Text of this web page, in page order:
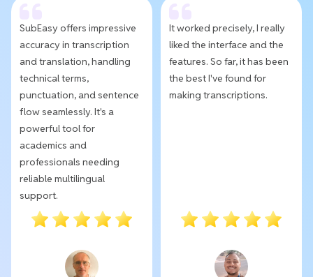
SubEasy offers impressive
accuracy in transcription
and translation, handling
technical terms,
punctuation, and sentence
flow seamlessly. It's a
powerful tool for
academics and
professionals needing
reliable multilingual
support.
It worked precisely, I really
liked the interface and the
features. So far, it has been
the best I've found for
making transcriptions.